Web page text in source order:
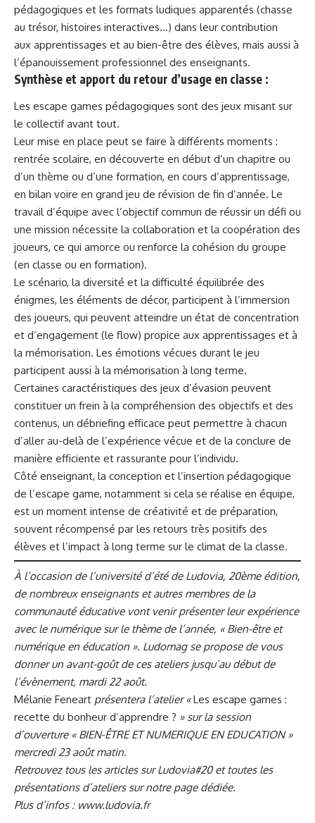
pédagogiques et les formats ludiques apparentés (chasse
au trésor, histoires interactives…) dans leur contribution
aux apprentissages et au bien-être des élèves, mais aussi à
l’épanouissement professionnel des enseignants.
Synthèse et apport du retour d’usage en classe :
Les escape games pédagogiques sont des jeux misant sur
le collectif avant tout.
Leur mise en place peut se faire à différents moments :
rentrée scolaire, en découverte en début d’un chapitre ou
d’un thème ou d’une formation, en cours d’apprentissage,
en bilan voire en grand jeu de révision de fin d’année. Le
travail d’équipe avec l’objectif commun de réussir un défi ou
une mission nécessite la collaboration et la coopération des
joueurs, ce qui amorce ou renforce la cohésion du groupe
(en classe ou en formation).
Le scénario, la diversité et la difficulté équilibrée des
énigmes, les éléments de décor, participent à l’immersion
des joueurs, qui peuvent atteindre un état de concentration
et d’engagement (le flow) propice aux apprentissages et à
la mémorisation. Les émotions vécues durant le jeu
participent aussi à la mémorisation à long terme.
Certaines caractéristiques des jeux d’évasion peuvent
constituer un frein à la compréhension des objectifs et des
contenus, un débriefing efficace peut permettre à chacun
d’aller au-delà de l’expérience vécue et de la conclure de
manière efficiente et rassurante pour l’individu.
Côté enseignant, la conception et l’insertion pédagogique
de l’escape game, notamment si cela se réalise en équipe,
est un moment intense de créativité et de préparation,
souvent récompensé par les retours très positifs des
élèves et l’impact à long terme sur le climat de la classe.
À l’occasion de l’université d’été de Ludovia, 20ème édition,
de nombreux enseignants et autres membres de la
communauté éducative vont venir présenter leur expérience
avec le numérique sur le thème de l’année, « Bien-être et
numérique en éducation ». Ludomag se propose de vous
donner un avant-goût de ces ateliers jusqu’au début de
l’évènement, mardi 22 août.
Mélanie Feneart présentera l’atelier «Les escape games :
recette du bonheur d’apprendre ? » sur la session
d’ouverture «BIEN-ÊTRE ET NUMERIQUE EN EDUCATION»
mercredi 23 août matin.
Retrouvez tous les articles sur Ludovia#20 et toutes les
présentations d’ateliers surnotre page dédiée.
Plus d’infos : www.ludovia.fr